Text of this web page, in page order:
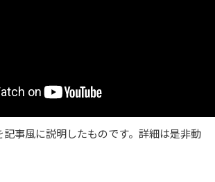
事風に説明したものです。詳細は是非動